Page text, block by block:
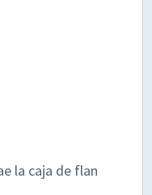
la caja de flan